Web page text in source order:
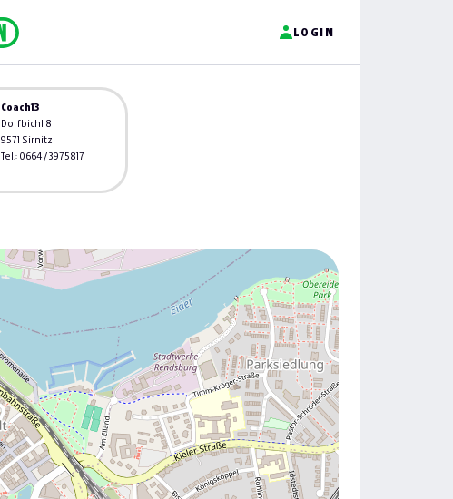
LOGIN
Coach13
Dorfbichl 8
9571 Sirnitz
Tel.: 0664 / 3975817